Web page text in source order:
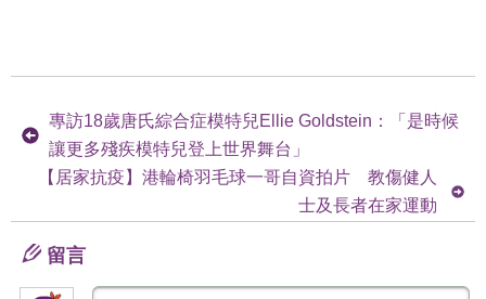
專訪18歲唐氏綜合症模特兒Ellie Goldstein：「是時候
讓更多殘疾模特兒登上世界舞台」
【居家抗疫】港輪椅羽毛球一哥自資拍片 教傷健人
士及長者在家運動
留言